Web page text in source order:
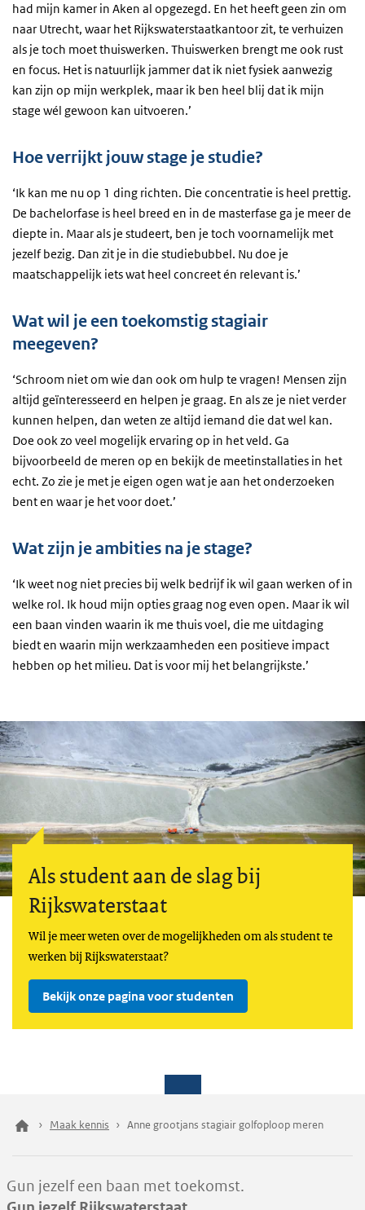
had mijn kamer in Aken al opgezegd. En het heeft geen zin om
naar Utrecht, waar het Rijkswaterstaatkantoor zit, te verhuizen
als je toch moet thuiswerken. Thuiswerken brengt me ook rust
en focus. Het is natuurlijk jammer dat ik niet fysiek aanwezig
kan zijn op mijn werkplek, maar ik ben heel blij dat ik mijn
stage wél gewoon kan uitvoeren.’
Hoe verrijkt jouw stage je studie?
‘Ik kan me nu op 1 ding richten. Die concentratie is heel prettig.
De bachelorfase is heel breed en in de masterfase ga je meer de
diepte in. Maar als je studeert, ben je toch voornamelijk met
jezelf bezig. Dan zit je in die studiebubbel. Nu doe je
maatschappelijk iets wat heel concreet én relevant is.’
Wat wil je een toekomstig stagiair
meegeven?
‘Schroom niet om wie dan ook om hulp te vragen! Mensen zijn
altijd geïnteresseerd en helpen je graag. En als ze je niet verder
kunnen helpen, dan weten ze altijd iemand die dat wel kan.
Doe ook zo veel mogelijk ervaring op in het veld. Ga
bijvoorbeeld de meren op en bekijk de meetinstallaties in het
echt. Zo zie je met je eigen ogen wat je aan het onderzoeken
bent en waar je het voor doet.’
Wat zijn je ambities na je stage?
‘Ik weet nog niet precies bij welk bedrijf ik wil gaan werken of in
welke rol. Ik houd mijn opties graag nog even open. Maar ik wil
een baan vinden waarin ik me thuis voel, die me uitdaging
biedt en waarin mijn werkzaamheden een positieve impact
hebben op het milieu. Dat is voor mij het belangrijkste.’
Als student aan de slag bij
Rijkswaterstaat
Wil je meer weten over de mogelijkheden om als student te
werken bij Rijkswaterstaat?
Bekijk onze pagina voor studenten
Maak kennis Anne grootjans stagiair golfoploop meren
Gun jezelf een baan met toekomst.